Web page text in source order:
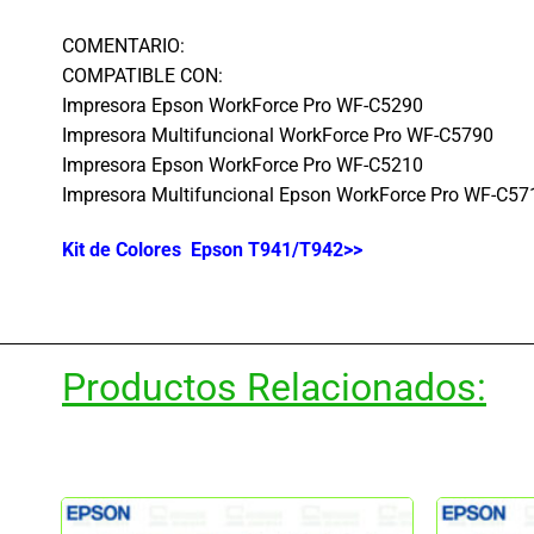
COMENTARIO:
COMPATIBLE CON:
Impresora Epson WorkForce Pro WF-C5290
Impresora Multifuncional WorkForce Pro WF-C5790
Impresora Epson WorkForce Pro WF-C5210
Impresora Multifuncional Epson WorkForce Pro WF-
Kit de Colores Epson T941/T942>>
Productos Relacionados: